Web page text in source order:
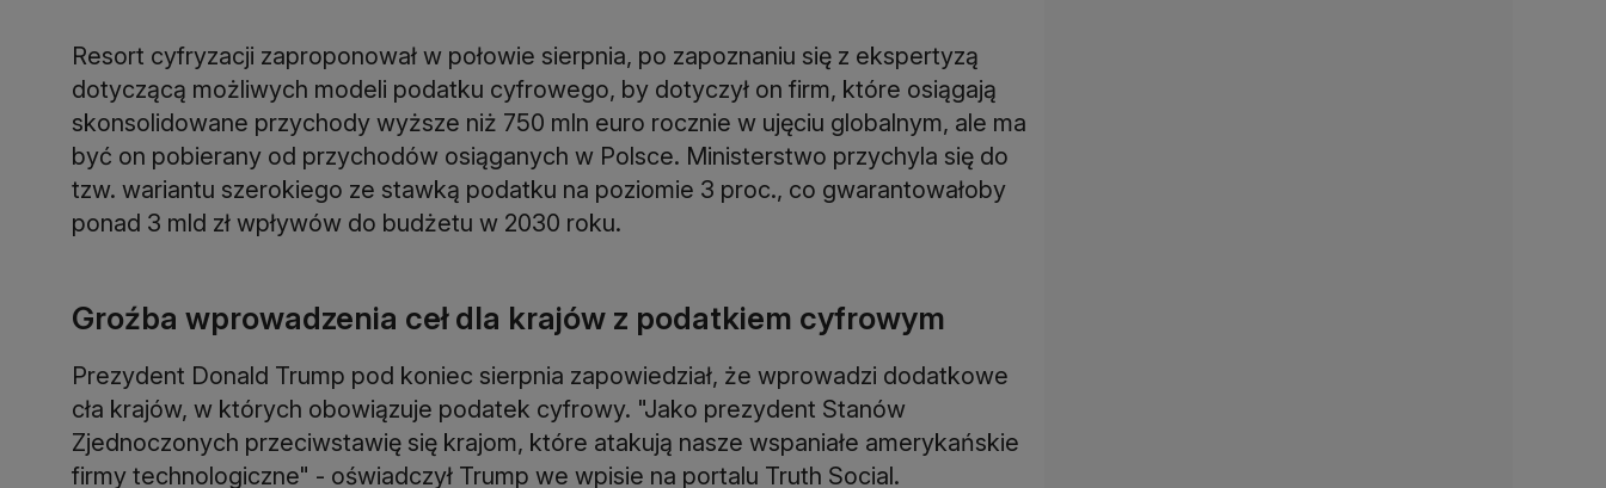
Resort cyfryzacji zaproponował w połowie sierpnia, po zapoznaniu się z ekspertyzą
dotyczącą możliwych modeli podatku cyfrowego, by dotyczył on firm, które osiągają
skonsolidowane przychody wyższe niż 750 mln euro rocznie w ujęciu globalnym, ale ma
być on pobierany od przychodów osiąganych w Polsce. Ministerstwo przychyla się do
tzw. wariantu szerokiego ze stawką podatku na poziomie 3 proc., co gwarantowałoby
ponad 3 mld zł wpływów do budżetu w 2030 roku.
Groźba wprowadzenia ceł dla krajów z podatkiem cyfrowym
Prezydent Donald Trump pod koniec sierpnia zapowiedział, że wprowadzi dodatkowe
cła krajów, w których obowiązuje podatek cyfrowy. "Jako prezydent Stanów
Zjednoczonych przeciwstawię się krajom, które atakują nasze wspaniałe amerykańskie
firmy technologiczne" - oświadczył Trump we wpisie na portalu Truth Social.